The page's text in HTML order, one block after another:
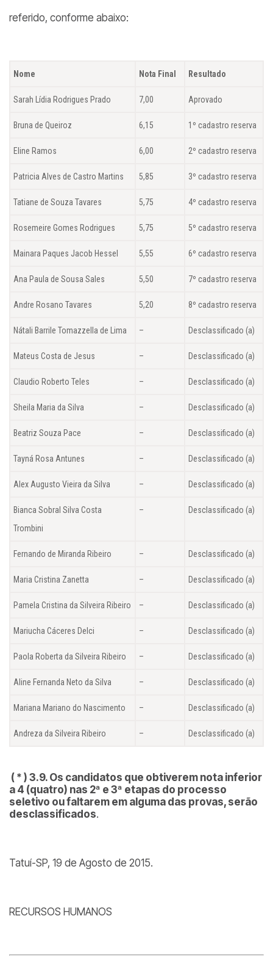
referido, conforme abaixo:
Nome Nota Final Resultado
Sarah Lídia Rodrigues Prado 7,00 Aprovado
Bruna de Queiroz 6,15 1º cadastro reserva
Eline Ramos 6,00 2º cadastro reserva
Patricia Alves de Castro Martins 5,85 3º cadastro reserva
Tatiane de Souza Tavares 5,75 4º cadastro reserva
Rosemeire Gomes Rodrigues 5,75 5º cadastro reserva
Mainara Paques Jacob Hessel 5,55 6º cadastro reserva
Ana Paula de Sousa Sales 5,50 7º cadastro reserva
Andre Rosano Tavares 5,20 8º cadastro reserva
Nátali Barrile Tomazzella de Lima – Desclassificado (a)
Mateus Costa de Jesus – Desclassificado (a)
Claudio Roberto Teles – Desclassificado (a)
Sheila Maria da Silva – Desclassificado (a)
Beatriz Souza Pace – Desclassificado (a)
Tayná Rosa Antunes – Desclassificado (a)
Alex Augusto Vieira da Silva – Desclassificado (a)
Bianca Sobral Silva Costa
Trombini
– Desclassificado (a)
Fernando de Miranda Ribeiro – Desclassificado (a)
Maria Cristina Zanetta – Desclassificado (a)
Pamela Cristina da Silveira Ribeiro – Desclassificado (a)
Mariucha Cáceres Delci – Desclassificado (a)
Paola Roberta da Silveira Ribeiro – Desclassificado (a)
Aline Fernanda Neto da Silva – Desclassificado (a)
Mariana Mariano do Nascimento – Desclassificado (a)
Andreza da Silveira Ribeiro – Desclassificado (a)
( * ) 3.9. Os candidatos que obtiverem nota inferior
a 4 (quatro) nas 2ª e 3ª etapas do processo
seletivo ou faltarem em alguma das provas, serão
desclassificados.
Tatuí-SP, 19 de Agosto de 2015.
RECURSOS HUMANOS